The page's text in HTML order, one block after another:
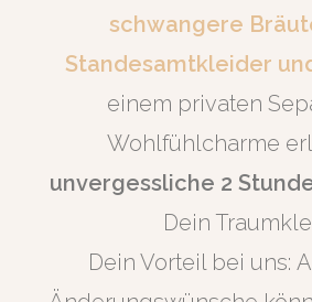
schwangere
Standesamtkleider
einem privaten
Wohlfühlcharme
unvergessliche 2
Dein
Dein Vorteil bei uns: